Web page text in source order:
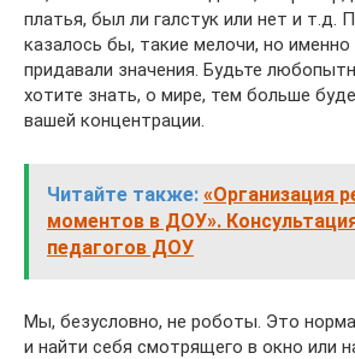
платья, был ли галстук или нет и т.д.
казалось бы, такие мелочи, но
придавали значения. Будьте
хотите знать, о мире, тем больше
вашей концентрации.
Читайте также: «Организация
моментов в ДОУ».
педагогов ДОУ
Мы, безусловно, не роботы. Это
и найти себя смотрящего в окно или